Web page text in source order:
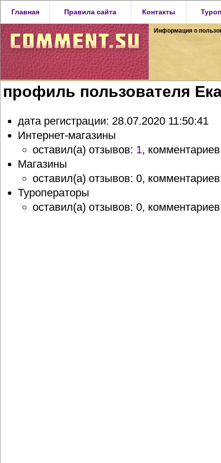
Главная Правила сайта Контакты
Информация о
профиль пользователя
дата регистрации: 28.07.2020 11:50:41
Интернет-магазины
оставил(а) отзывов: 1,
Магазины
оставил(а) отзывов: 0,
Туроператоры
оставил(а) отзывов: 0,